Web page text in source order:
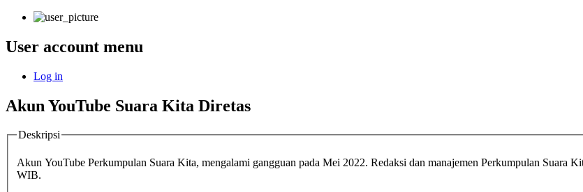
User account menu
Log in
Akun YouTube Suara Kita Diretas
Deskripsi
Akun YouTube Perkumpulan Suara Kita, mengalami gangguan pada Mei 2022. Redaksi dan manajemen Perkumpulan Suara
WIB.